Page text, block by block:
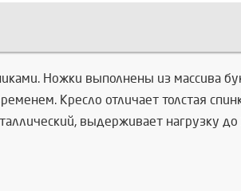
Ножки выполнены из массива
Кресло отличает толстая
выдерживает нагрузку до